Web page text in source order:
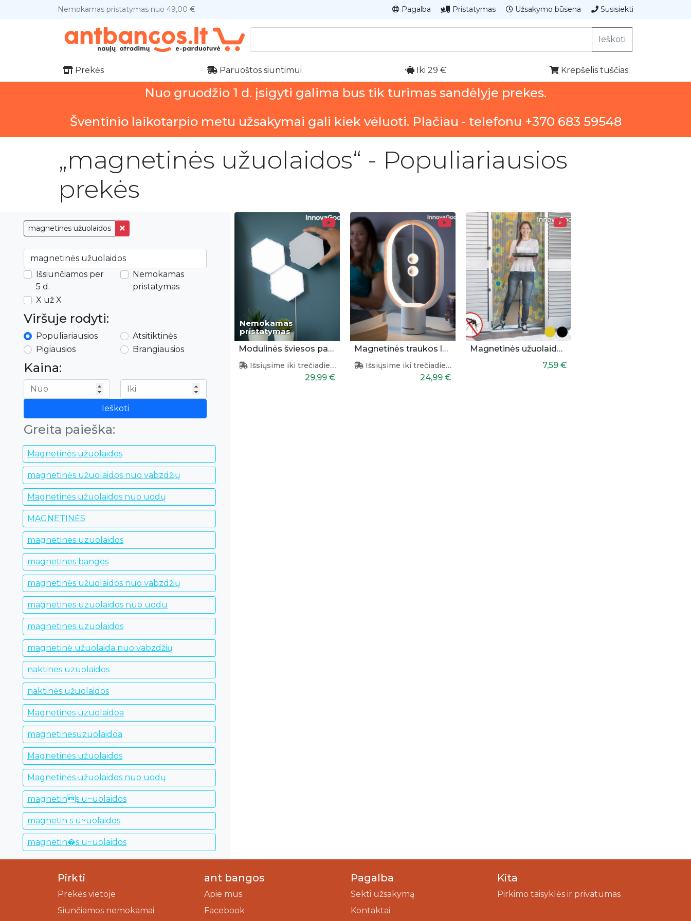
Nemokamas pristatymas nuo 49,00 € Pagalba Pristatymas Užsakymo būsena Susisiekti
Ieškoti
Prekės Paruoštos siuntimui Iki 29 € Krepšelis tuščias
Nuo gruodžio 1 d. įsigyti galima bus tik turimas sandėlyje prekes.
Šventinio laikotarpio metu užsakymai gali kiek vėluoti. Plačiau - telefonu +370 683 59548
„magnetinės užuolaidos“ - Populiariausios
prekės
magnetinės užuolaidos
Išsiunčiamos per
5 d.
Nemokamas
pristatymas
X už X
Viršuje rodyti:
Populiariausios
Atsitiktinės
Pigiausios
Brangiausios
Kaina:
Ieškoti
Greita paieška:
Magnetinės užuolaidos
magnetinės užuolaidos nuo vabzdžių
Magnetinės užuolaidos nuo uodų
MAGNETINĖS
magnetines uzuolaidos
magnetines bangos
magnetinės užuolaidos nuo vabzdžių
magnetines uzuolaidos nuo uodu
magnetines uzuolaidos
magnetinė užuolaida nuo vabzdžių
naktines uzuolaidos
naktinės užuolaidos
Magnetines uzuolaidoa
magnetinesuzuolaidoa
Magnetinės užuolaidos
Magnetinės užuolaidos nuo uodų
magnetins u~uolaidos
magnetin s u~uolaidos
magnetin�s u~uolaidos
Nemokamas
pristatymas
Modulinės šviesos panelės 3vnt.
Išsiųsime iki trečiadienio
29,99 €
Magnetinės traukos lempa
Išsiųsime iki trečiadienio
24,99 €
Magnetinės užuolaidos nuo uodų
7,59 €
Pirkti
Prekės vietoje
Siunčiamos nemokamai
ant bangos
Apie mus
Facebook
Pagalba
Sekti užsakymą
Kontaktai
Kita
Pirkimo taisyklės ir privatumas